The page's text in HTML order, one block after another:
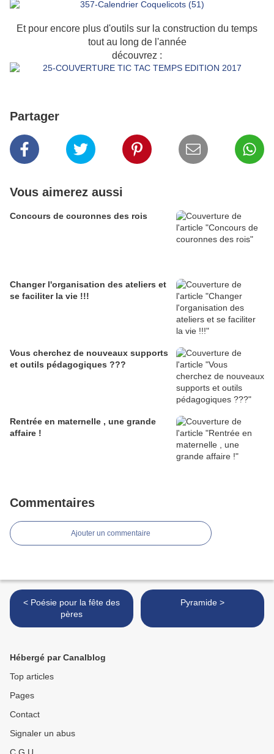
Et pour encore plus d'outils sur la construction du temps
tout au long de l'année
découvrez :
Partager
Vous aimerez aussi
Concours de couronnes des rois
Changer l'organisation des ateliers et
se faciliter la vie !!!
Vous cherchez de nouveaux supports
et outils pédagogiques ???
Rentrée en maternelle , une grande
affaire !
Commentaires
Ajouter un commentaire
< Poésie pour la fête des
pères
Pyramide >
Hébergé par Canalblog
Top articles
Pages
Contact
Signaler un abus